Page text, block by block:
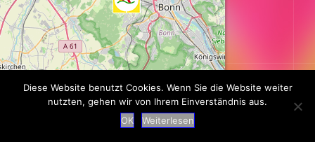
| ©OpenStreetMapcontributors
Diese Website benutzt Cookies. Wenn Sie die Website weiter
nutzten, gehen wir von Ihrem Einverständnis aus.
OK
Weiterlesen